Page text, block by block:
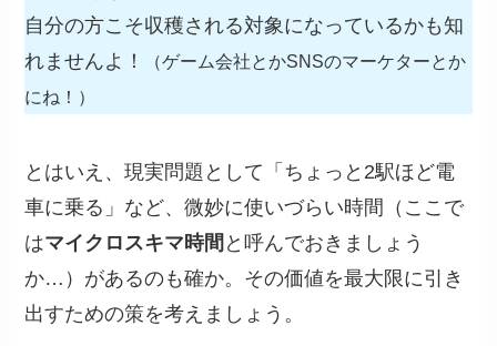
自分の方こそ収穫される対象になっているかも知
れませんよ！
（ゲーム会社とかSNSのマーケターとか
にね！）
とはいえ、現実問題として「ちょっと2駅ほど電
車に乗る」など、微妙に使いづらい時間（ここで
はマイクロスキマ時間 と呼んでおきましょう
か…）があるのも確か。その価値を最大限に引き
出すための策を考えましょう。